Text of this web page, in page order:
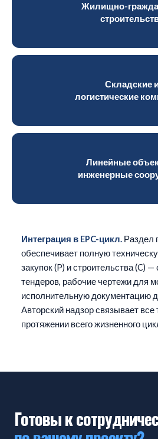
Жилищно-
Складские
логистические
Линейные
инженерные
Интеграция в EPC-цикл. Раздел
обеспечивает полную
закупок (P) и строительства (C)
тендеров, рабочие чертежи для
исполнительную документацию
Авторский надзор связывает
протяжении всего жизненного
Готовы к